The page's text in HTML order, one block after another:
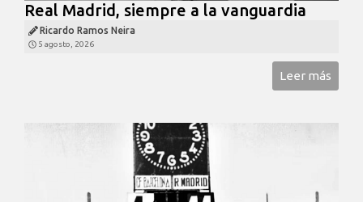
Real Madrid, siempre a la vanguardia
Ricardo Ramos Neira
5 agosto, 2026
Leer más